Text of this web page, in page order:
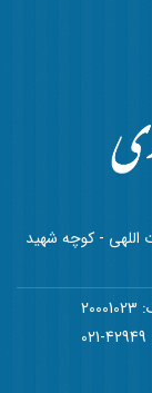
اللهی - کوچه شهید